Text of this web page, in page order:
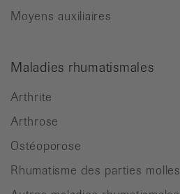
Moyens auxiliaires
Maladies rhumatismales
Arthrite
Arthrose
Ostéoporose
Rhumatisme des parties molles